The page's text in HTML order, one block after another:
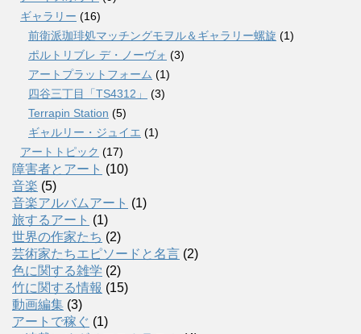
ギャラリー (16)
前衛派珈琲処マッチングモヲル＆ギャラリー螺旋 (1)
ポルトリブレ デ・ノーヴォ (3)
アートプラットフォーム (1)
四谷三丁目「TS4312」
(3)
Terrapin Station (5)
ギャルリー・ジュイエ (1)
アートトピック (17)
障害者とアート (10)
音楽 (5)
音楽アルバムアート (1)
旅するアート (1)
世界の作家たち (2)
芸術家たちエピソードと名言 (2)
色に関する雑学 (2)
竹に関する情報 (15)
動画編集 (3)
アートで稼ぐ (1)